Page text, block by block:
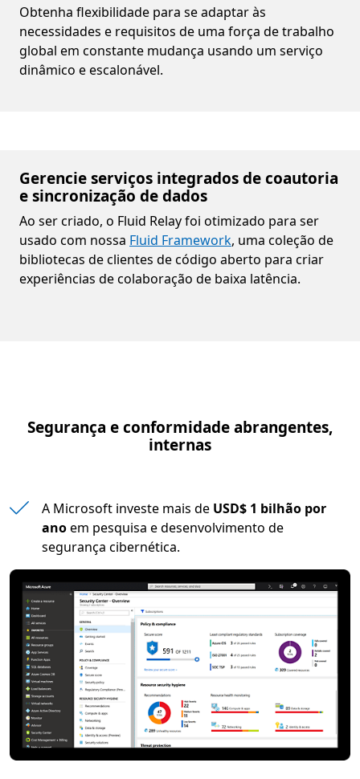
Obtenha flexibilidade para se adaptar às
necessidades e requisitos de uma força de trabalho
global em constante mudança usando um serviço
dinâmico e escalonável.
Gerencie serviços integrados de coautoria
e sincronização de dados
Ao ser criado, o Fluid Relay foi otimizado para ser
usado com nossa Fluid Framework, uma coleção de
bibliotecas de clientes de código aberto para criar
experiências de colaboração de baixa latência.
Segurança e conformidade abrangentes,
internas
A Microsoft investe mais de USD$ 1 bilhão por
anoem pesquisa e desenvolvimento de
segurança cibernética.